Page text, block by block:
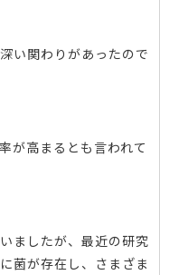
い関わりがあったので
が高まるとも言われて
ましたが、最近の研究
菌が存在し、さまざま